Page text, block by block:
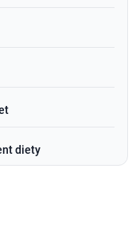
diety